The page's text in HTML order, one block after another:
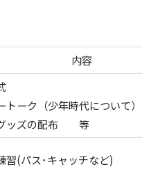
内容
トーク（少年時代について）
グッズの配布 等
習(パス･キャッチなど)